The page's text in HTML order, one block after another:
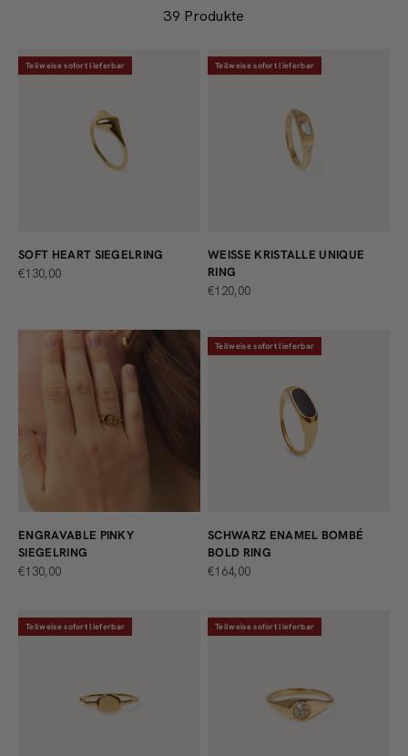
39 Produkte
Teilweise sofort lieferbar
SOFT HEART SIEGELRING
ANGEBOT
€130,00
Teilweise sofort lieferbar
WEISSE KRISTALLE UNIQUE R
ING
ANGEBOT
€120,00
ENGRAVABLE PINKY
SIEGELRING
ANGEBOT
€130,00
Teilweise sofort lieferbar
SCHWARZ ENAMEL BOMBÉ
BOLD RING
ANGEBOT
€164,00
Teilweise sofort lieferbar Teilweise sofort lieferbar